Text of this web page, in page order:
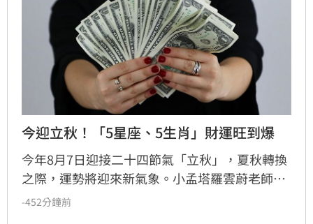
今迎立秋！「5星座、5生肖」財運旺到爆
今年8月7日迎接二十四節氣「立秋」，夏秋轉換
之際，運勢將迎來新氣象。小孟塔羅雲蔚老師特
別點名「5星座、5生肖」立秋後半個月財運最
-452分鐘前